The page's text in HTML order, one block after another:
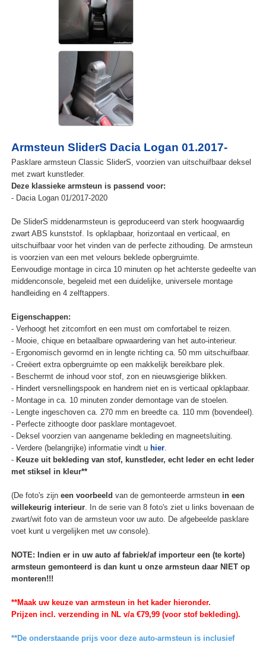
Armsteun SliderS Dacia Logan 01.2017-
Pasklare armsteun Classic SliderS, voorzien van uitschuifbaar deksel
met zwart kunstleder.
Deze klassieke armsteun is passend voor:
- Dacia Logan 01/2017-2020
De SliderS middenarmsteun is geproduceerd van sterk hoogwaardig
zwart ABS kunststof. Is opklapbaar, horizontaal en verticaal, en
uitschuifbaar voor het vinden van de perfecte zithouding. De armsteun
is voorzien van een met velours beklede opbergruimte.
Eenvoudige montage in circa 10 minuten op het achterste gedeelte van
middenconsole, begeleid met een duidelijke, universele montage
handleiding en 4 zelftappers.
Eigenschappen:
- Verhoogt het zitcomfort en een must om comfortabel te reizen.
- Mooie, chique en betaalbare opwaardering van het auto-interieur.
- Ergonomisch gevormd en in lengte richting ca. 50 mm uitschuifbaar.
- Creëert extra opbergruimte op een makkelijk bereikbare plek.
- Beschermt de inhoud voor stof, zon en nieuwsgierige blikken.
- Hindert versnellingspook en handrem niet en is verticaal opklapbaar.
- Montage in ca. 10 minuten zonder demontage van de stoelen.
- Lengte ingeschoven ca. 270 mm en breedte ca. 110 mm (bovendeel).
- Perfecte zithoogte door pasklare montagevoet.
- Deksel voorzien van aangename bekleding en magneetsluiting.
- Verdere (belangrijke) informatie vindt u hier.
- Keuze uit bekleding van stof, kunstleder, echt leder en echt leder
met stiksel in kleur**
(De foto's zijn een voorbeeld van de gemonteerde armsteun in een
willekeurig interieur. In de serie van 8 foto's ziet u links bovenaan de
zwart/wit foto van de armsteun voor uw auto. De afgebeelde pasklare
voet kunt u vergelijken met uw console).
NOTE: Indien er in uw auto af fabriek/af importeur een (te korte)
armsteun gemonteerd is dan kunt u onze armsteun daar NIET op
monteren!!!
**Maak uw keuze van armsteun in het kader hieronder.
Prijzen incl. verzending in NL v/a €79,99 (voor stof bekleding).
**De onderstaande prijs voor deze auto-armsteun is inclusief